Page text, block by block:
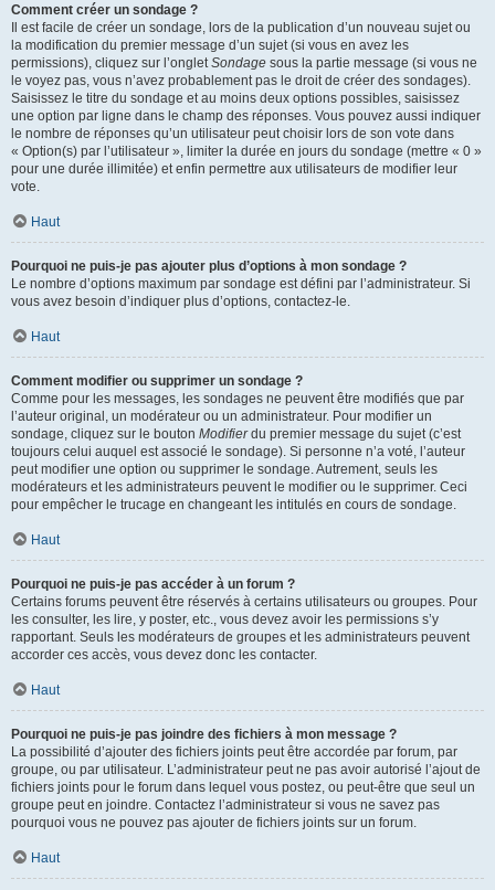
Comment créer un sondage ?
Il est facile de créer un sondage, lors de la publication d’un nouveau sujet ou
la modification du premier message d’un sujet (si vous en avez les
permissions), cliquez sur l’ongletSondage sous la partie message (si vous ne
le voyez pas, vous n’avez probablement pas le droit de créer des sondages).
Saisissez le titre du sondage et au moins deux options possibles, saisissez
une option par ligne dans le champ des réponses. Vous pouvez aussi indiquer
le nombre de réponses qu’un utilisateur peut choisir lors de son vote dans
« Option(s) par l’utilisateur », limiter la durée en jours du sondage (mettre « 0 »
pour une durée illimitée) et enfin permettre aux utilisateurs de modifier leur
vote.
Haut
Pourquoi ne puis-je pas ajouter plus d’options à mon sondage ?
Le nombre d’options maximum par sondage est défini par l’administrateur. Si
vous avez besoin d’indiquer plus d’options, contactez-le.
Haut
Comment modifier ou supprimer un sondage ?
Comme pour les messages, les sondages ne peuvent être modifiés que par
l’auteur original, un modérateur ou un administrateur. Pour modifier un
sondage, cliquez sur le bouton Modifierdu premier message du sujet (c’est
toujours celui auquel est associé le sondage). Si personne n’a voté, l’auteur
peut modifier une option ou supprimer le sondage. Autrement, seuls les
modérateurs et les administrateurs peuvent le modifier ou le supprimer. Ceci
pour empêcher le trucage en changeant les intitulés en cours de sondage.
Haut
Pourquoi ne puis-je pas accéder à un forum ?
Certains forums peuvent être réservés à certains utilisateurs ou groupes. Pour
les consulter, les lire, y poster, etc., vous devez avoir les permissions s’y
rapportant. Seuls les modérateurs de groupes et les administrateurs peuvent
accorder ces accès, vous devez donc les contacter.
Haut
Pourquoi ne puis-je pas joindre des fichiers à mon message ?
La possibilité d’ajouter des fichiers joints peut être accordée par forum, par
groupe, ou par utilisateur. L’administrateur peut ne pas avoir autorisé l’ajout de
fichiers joints pour le forum dans lequel vous postez, ou peut-être que seul un
groupe peut en joindre. Contactez l’administrateur si vous ne savez pas
pourquoi vous ne pouvez pas ajouter de fichiers joints sur un forum.
Haut